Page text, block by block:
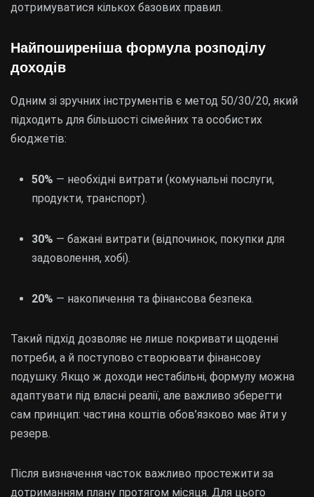
дотримуватися кількох базових правил.
Найпоширеніша формула розподілу
доходів
Одним зі зручних інструментів є метод 50/30/20, який
підходить для більшості сімейних та особистих
бюджетів:
50% — необхідні витрати (комунальні послуги,
продукти, транспорт).
30% — бажані витрати (відпочинок, покупки для
задоволення, хобі).
20% — накопичення та фінансова безпека.
Такий підхід дозволяє не лише покривати щоденні
потреби, а й поступово створювати фінансову
подушку. Якщо ж доходи нестабільні, формулу можна
адаптувати під власні реалії, але важливо зберегти
сам принцип: частина коштів обов’язково має йти у
резерв.
Після визначення часток важливо простежити за
дотриманням плану протягом місяця. Для цього